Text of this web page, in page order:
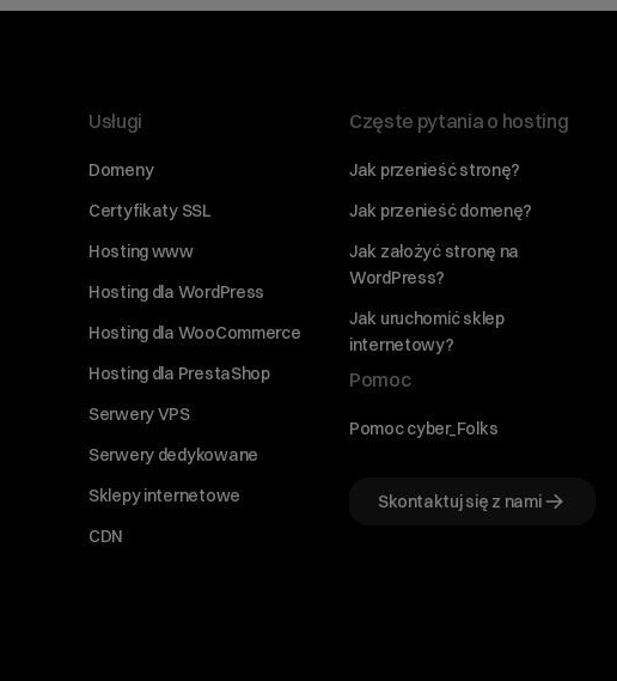
Usługi
Domeny
Certyfikaty SSL
Hosting www
Hosting dla WordPress
Hosting dla WooCommerce
Hosting dla PrestaShop
Serwery VPS
Serwery dedykowane
Sklepy internetowe
CDN
Częste pytania o hosting
Jak przenieść stronę?
Jak przenieść domenę?
Jak założyć stronę na
WordPress?
Jak uruchomić sklep
internetowy?
Pomoc
Pomoc cyber_Folks
Skontaktuj się z nami